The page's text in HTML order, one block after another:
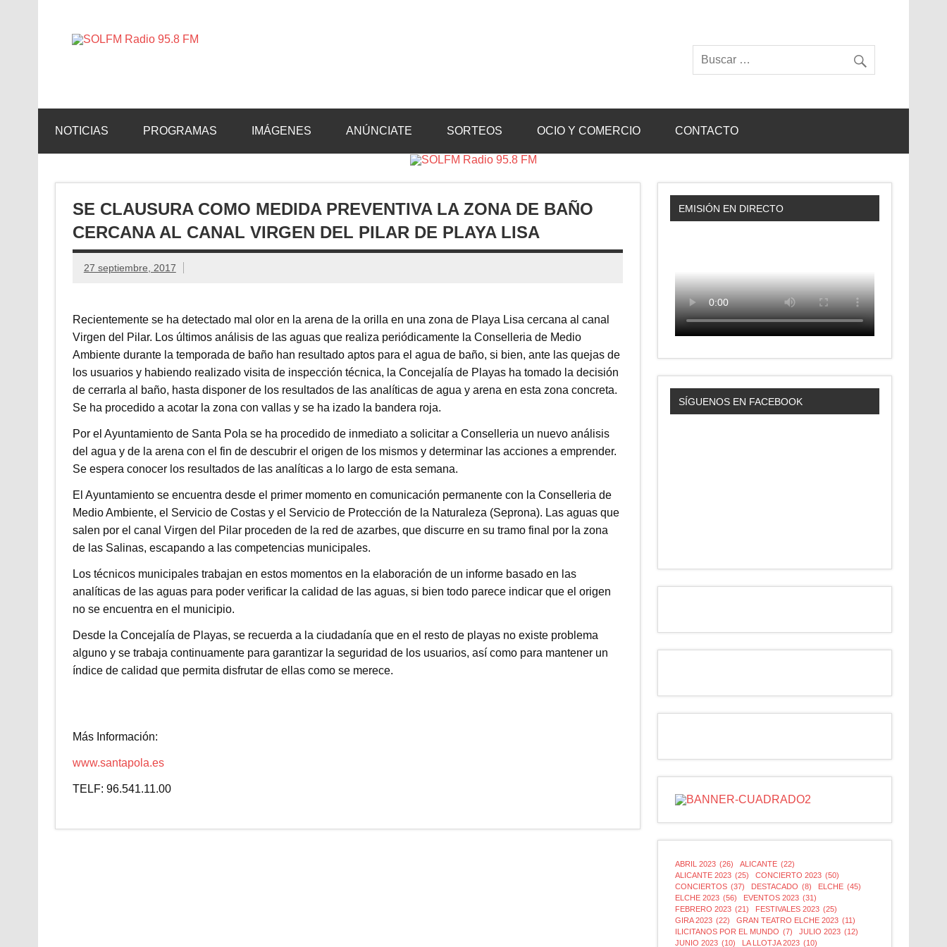
NOTICIAS PROGRAMAS IMÁGENES ANÚNCIATE SORTEOS OCIO Y COMERCIO CONTACTO
SE CLAUSURA COMO MEDIDA PREVENTIVA LA ZONA DE BAÑO
CERCANA AL CANAL VIRGEN DEL PILAR DE PLAYA LISA
27 septiembre, 2017
Recientemente se ha detectado mal olor en la arena de la orilla en una zona de Playa Lisa cercana al canal
Virgen del Pilar. Los últimos análisis de las aguas que realiza periódicamente la Conselleria de Medio
Ambiente durante la temporada de baño han resultado aptos para el agua de baño, si bien, ante las quejas de
los usuarios y habiendo realizado visita de inspección técnica, la Concejalía de Playas ha tomado la decisión
de cerrarla al baño, hasta disponer de los resultados de las analíticas de agua y arena en esta zona concreta.
Se ha procedido a acotar la zona con vallas y se ha izado la bandera roja.
Por el Ayuntamiento de Santa Pola se ha procedido de inmediato a solicitar a Conselleria un nuevo análisis
del agua y de la arena con el fin de descubrir el origen de los mismos y determinar las acciones a emprender.
Se espera conocer los resultados de las analíticas a lo largo de esta semana.
El Ayuntamiento se encuentra desde el primer momento en comunicación permanente con la Conselleria de
Medio Ambiente, el Servicio de Costas y el Servicio de Protección de la Naturaleza (Seprona). Las aguas que
salen por el canal Virgen del Pilar proceden de la red de azarbes, que discurre en su tramo final por la zona
de las Salinas, escapando a las competencias municipales.
Los técnicos municipales trabajan en estos momentos en la elaboración de un informe basado en las
analíticas de las aguas para poder verificar la calidad de las aguas, si bien todo parece indicar que el origen
no se encuentra en el municipio.
Desde la Concejalía de Playas, se recuerda a la ciudadanía que en el resto de playas no existe problema
alguno y se trabaja continuamente para garantizar la seguridad de los usuarios, así como para mantener un
índice de calidad que permita disfrutar de ellas como se merece.
Más Información:
www.santapola.es
TELF: 96.541.11.00
EMISIÓN EN DIRECTO
SÍGUENOS EN FACEBOOK
ABRIL 2023 (26) ALICANTE (22)
ALICANTE 2023 (25) CONCIERTO 2023 (50)
CONCIERTOS (37) DESTACADO (8) ELCHE (45)
ELCHE 2023 (56) EVENTOS 2023 (31)
FEBRERO 2023 (21) FESTIVALES 2023 (25)
GIRA 2023 (22) GRAN TEATRO ELCHE 2023 (11)
ILICITANOS POR EL MUNDO (7) JULIO 2023 (12)
JUNIO 2023 (10) LA LLOTJA 2023 (10)